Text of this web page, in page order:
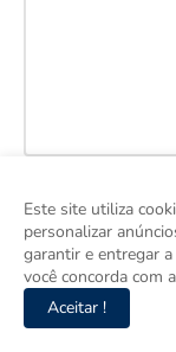
Este site utiliza
personalizar
garantir e entregar
você concorda com
Aceitar !